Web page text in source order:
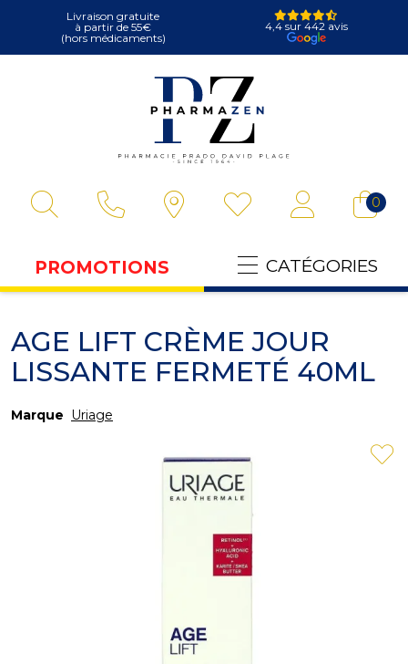
Livraison gratuite
à partir de 55€
(hors médicaments)
4,4 sur 442 avis
0
PROMOTIONS CATÉGORIES
AGE LIFT CRÈME JOUR
LISSANTE FERMETÉ 40ML
Marque Uriage